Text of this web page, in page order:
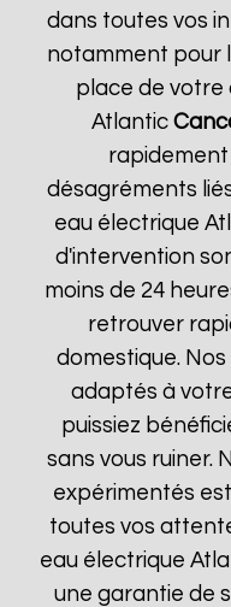
dans toutes vos
notamment pour
place de votre
Atlantic
rapidement
désagréments
eau électrique
d'intervention
moins de 24
retrouver
domestique.
adaptés à
puissiez
sans vous ruiner.
expérimentés
toutes vos
eau électrique
une garantie de